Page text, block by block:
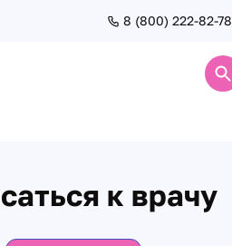
8 (800) 222-82-78
к врачу